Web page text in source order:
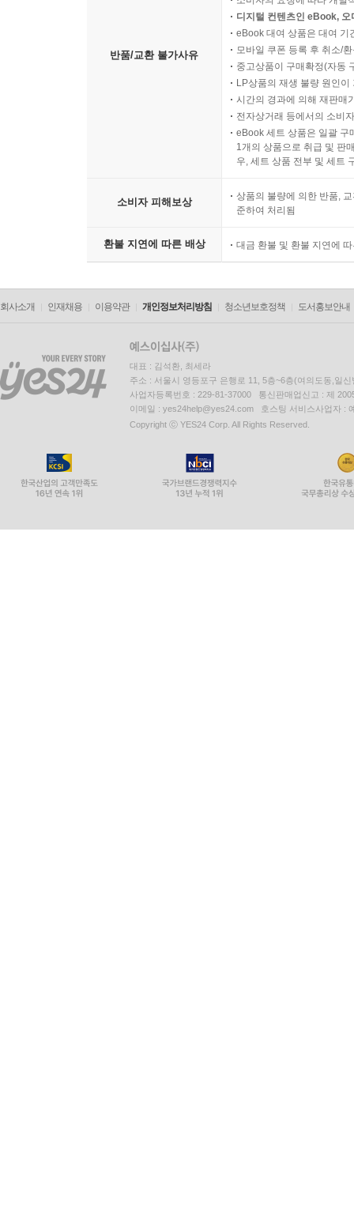
반품/교환 불가사유
디지털 컨텐츠인 eBook,
eBook 대여 상품은 대여 기
모바일 쿠폰 등록 후 취소/
중고상품이 구매확정(자동
LP상품의 재생 불량 원인
시간의 경과에 의해 재판매
전자상거래 등에서의 소비
eBook 세트 상품은 일괄 구
1개의 상품으로 취급 및 판
우, 세트 상품 전부 및 세트
소비자 피해보상
상품의 불량에 의한 반품,
준하여 처리됨
환불 지연에 따른 배상 대금 환불 및 환불 지연에
회사소개 인재채용 이용약관 개인정보처리방침 청소년보호정책 도서홍보안내
대표 : 김석환, 최세라
주소 : 서울시 영등포구 은행로 11, 5층~6층(여의도동,일신
사업자등록번호 : 229-81-37000 통신판매업신고 : 제
이메일 : yes24help@yes24.com 호스팅 서비스사업자 :
Copyright ⓒ YES24 Corp. All Rights Reserved.